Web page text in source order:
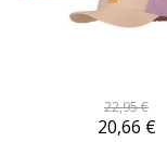
22,95 €
20,66 €